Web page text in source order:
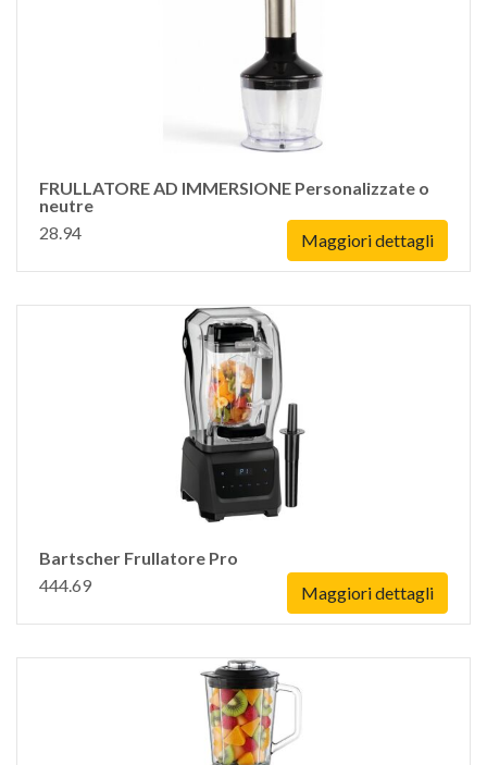
FRULLATORE AD IMMERSIONE Personalizzate o
neutre
28.94
Maggiori dettagli
Bartscher Frullatore Pro
444.69
Maggiori dettagli